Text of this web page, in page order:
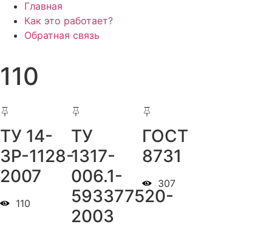
Главная
Как это работает?
Обратная связь
110
ТУ 14-
3Р-1128-
2007
110
ТУ
1317-
006.1-
593377520-
2003
ГОСТ
8731
307